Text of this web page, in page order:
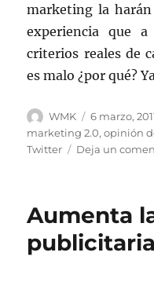
marketing la
experiencia que
criterios reales de
es malo ¿por qué?
Autor
WMK
Publicado
el
6 marzo,
marketing 2.0,opinión
Twitter
Deja un
Aumenta